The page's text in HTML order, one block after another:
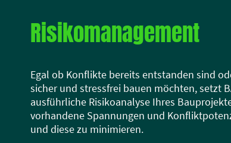
Risikomanagement
Egal ob Konflikte bereits entstanden sind
sicher und stressfrei bauen möchten, setzt
ausführliche Risikoanalyse Ihres
vorhandene Spannungen und
und diese zu minimieren.